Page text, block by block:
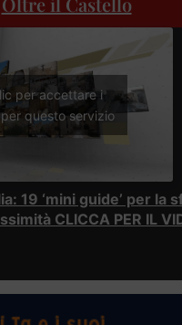
per accettare i
questo servizio
19 ‘mini guide’ per la
CLICCA PER IL